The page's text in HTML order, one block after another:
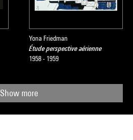
Yona Friedman
Étude perspective aérienne
1958 - 1959
Show more